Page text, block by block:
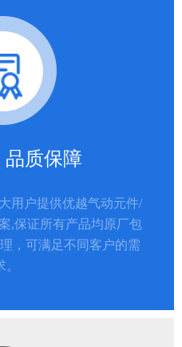
品质保障
用户提供优越气动元件/
,保证所有产品均原厂包
，可满足不同客户的需
。